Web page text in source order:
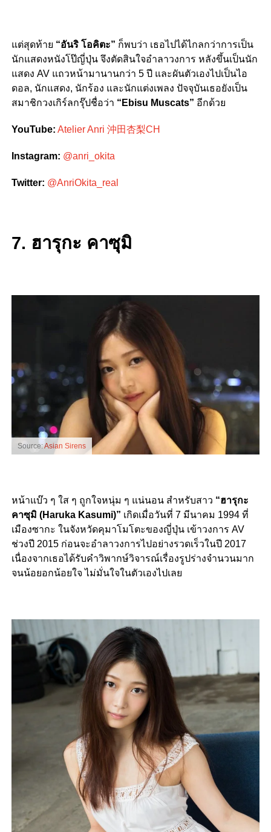
แต่สุดท้าย “อันริ โอคิตะ” ก็พบว่า เธอไปได้ไกลกว่าการเป็น
นักแสดงหนังโป๊ญี่ปุ่น จึงตัดสินใจอำลาวงการ หลังขึ้นเป็นนัก
แสดง AV แถวหน้ามานานกว่า 5 ปี และผันตัวเองไปเป็นไอ
ดอล, นักแสดง, นักร้อง และนักแต่งเพลง ปัจจุบันเธอยังเป็น
สมาชิกวงเกิร์ลกรุ๊ปชื่อว่า “Ebisu Muscats” อีกด้วย
YouTube: Atelier Anri 沖田杏梨CH
Instagram: @anri_okita
Twitter: @AnriOkita_real
7. ฮารุกะ คาซุมิ
Source:Asian Sirens
หน้าแบ๊ว ๆ ใส ๆ ถูกใจหนุ่ม ๆ แน่นอน สำหรับสาว “ฮารุกะ
คาซุมิ (Haruka Kasumi)” เกิดเมื่อวันที่ 7 มีนาคม 1994 ที่
เมืองซากะ ในจังหวัดคุมาโมโตะของญี่ปุ่น เข้าวงการ AV
ช่วงปี 2015 ก่อนจะอำลาวงการไปอย่างรวดเร็วในปี 2017
เนื่องจากเธอได้รับคำวิพากษ์วิจารณ์เรื่องรูปร่างจำนวนมาก
จนน้อยอกน้อยใจ ไม่มั่นใจในตัวเองไปเลย